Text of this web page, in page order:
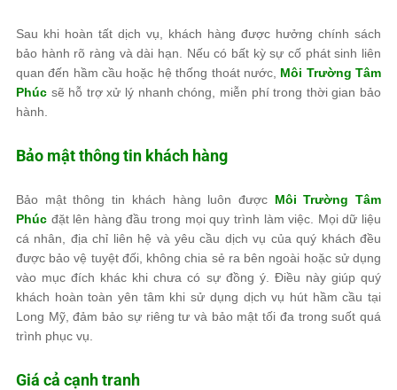
Sau khi hoàn tất dịch vụ, khách hàng được hưởng chính sách
bảo hành rõ ràng và dài hạn. Nếu có bất kỳ sự cố phát sinh liên
quan đến hầm cầu hoặc hệ thống thoát nước, Môi Trường Tâm
Phúc sẽ hỗ trợ xử lý nhanh chóng, miễn phí trong thời gian bảo
hành.
Bảo mật thông tin khách hàng
Bảo mật thông tin khách hàng luôn được Môi Trường Tâm
Phúc đặt lên hàng đầu trong mọi quy trình làm việc. Mọi dữ liệu
cá nhân, địa chỉ liên hệ và yêu cầu dịch vụ của quý khách đều
được bảo vệ tuyệt đối, không chia sẻ ra bên ngoài hoặc sử dụng
vào mục đích khác khi chưa có sự đồng ý. Điều này giúp quý
khách hoàn toàn yên tâm khi sử dụng dịch vụ hút hầm cầu tại
Long Mỹ, đảm bảo sự riêng tư và bảo mật tối đa trong suốt quá
trình phục vụ.
Giá cả cạnh tranh